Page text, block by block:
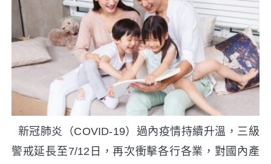
新冠肺炎（COVID-19）過內疫情持續升溫，三級
警戒延長至7/12日，再次衝擊各行各業，對國內產